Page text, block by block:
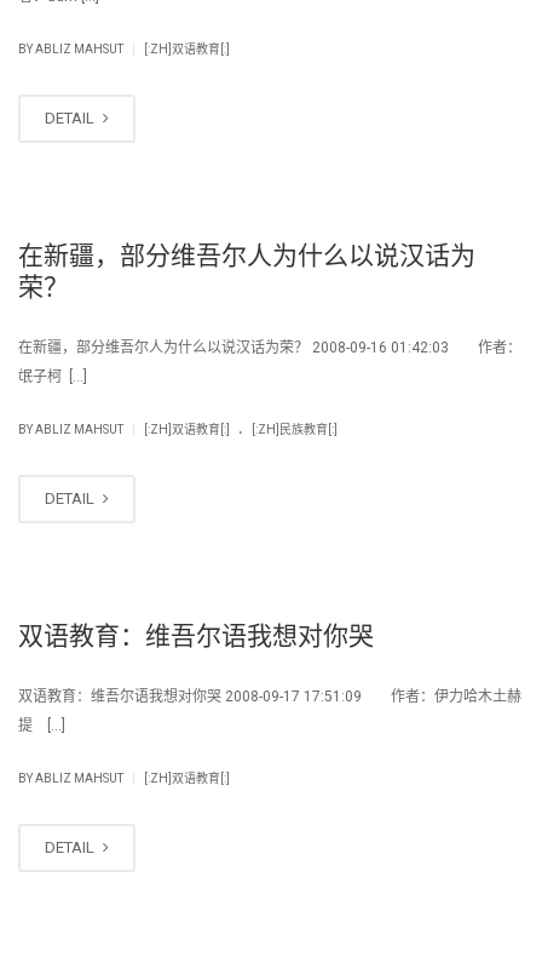
BYABLIZ MAHSUT [:ZH]双语教育[:]
DETAIL
在新疆，部分维吾尔人为什么以说汉话为
荣？
在新疆，部分维吾尔人为什么以说汉话为荣？ 2008-09-16 01:42:03 作者：
氓子柯 […]
BYABLIZ MAHSUT [:ZH]双语教育[:] . [:ZH]民族教育[:]
DETAIL
双语教育：维吾尔语我想对你哭
双语教育：维吾尔语我想对你哭 2008-09-17 17:51:09 作者：伊力哈木土赫
提 […]
BYABLIZ MAHSUT [:ZH]双语教育[:]
DETAIL